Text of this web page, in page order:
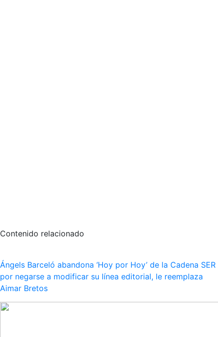
Contenido relacionado
Ángels Barceló abandona ‘Hoy por Hoy’ de la Cadena SER
por negarse a modificar su línea editorial, le reemplaza
Aimar Bretos